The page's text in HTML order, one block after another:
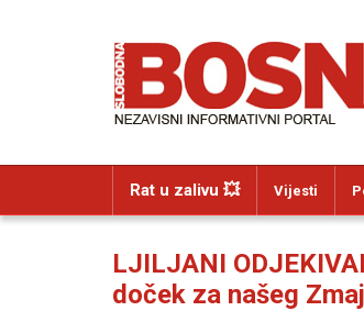
Rat u zalivu 💥 Vijesti
LJILJANI
doček za našeg